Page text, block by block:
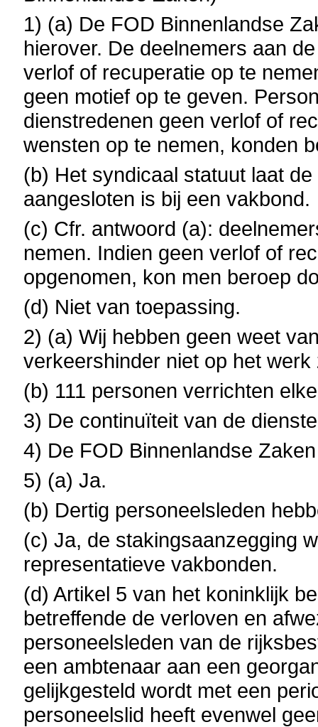
1) (a) De FOD Binnenlandse
hierover. De deelnemers aan
verlof of recuperatie op te
geen motief op te geven.
dienstredenen geen verlof of
wensten op te nemen, konden
(b) Het syndicaal statuut laat
aangesloten is bij een vakbond.
(c) Cfr. antwoord (a):
nemen. Indien geen verlof of
opgenomen, kon men beroep
(d) Niet van toepassing.
2) (a) Wij hebben geen weet
verkeershinder niet op het werk
(b) 111 personen verrichten
3) De continuïteit van de
4) De FOD Binnenlandse
5) (a) Ja.
(b) Dertig personeelsleden
(c) Ja, de stakingsaanzegging
representatieve vakbonden.
(d) Artikel 5 van het koninklijk
betreffende de verloven en
personeelsleden van de
een ambtenaar aan een
gelijkgesteld wordt met een
personeelslid heeft evenwel